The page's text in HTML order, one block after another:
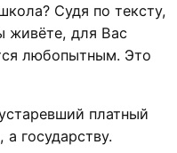
Судя по тексту,
живёте, для Вас
любопытным. Это
платный
государству.